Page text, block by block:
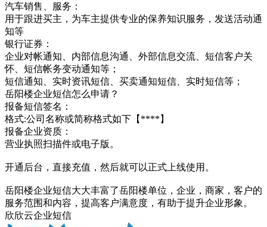
汽车销售、服务：
用于跟进买主，为车主提供专业的保养知识服务，发送活动通
知等
银行证券：
企业对帐通知、内部信息沟通、外部信息交流、短信客户关
怀、短信帐务变动通知等；
短信通知、实时资讯短信、买卖通知短信、实时短信等；
岳阳楼企业短信怎么申请？
报备短信签名：
格式:公司名称或简称格式如下【****】
报备企业资质：
营业执照扫描件或电子版。
开通后台，直接充值，然后就可以正式上线使用。
岳阳楼企业短信大大丰富了岳阳楼单位，企业，商家，客户的
服务范围和内容，提高客户满意度，有助于提升企业形象。
欣欣云企业短信